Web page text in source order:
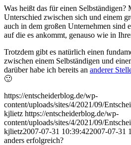
Was heißt das für einen Selbständigen?
Unterschied zwischen sich und einem
auch in dem großen Unternehmen sind
auf die es ankommt, genauso wie in
Trotzdem gibt es natürlich einen
zwischen einem Selbständigen und
darüber habe ich bereits an anderer
🙂
https://entscheiderblog.de/wp-
content/uploads/sites/4/2021/09/
kjlietz https://entscheiderblog.de/wp-
content/uploads/sites/4/2021/09/
kjlietz2007-07-31 10:39:422007-07-31
anders erfolgreich?